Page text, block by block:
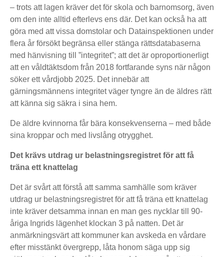
– trots att lagen kräver det för skola och barnomsorg, även
om den inte alltid efterlevs ens där. Det kan också ha att
göra med att vissa domstolar och Datainspektionen under
flera år försökt begränsa eller stänga rättsdatabaserna
med hänvisning till ”integritet”; att det är oproportionerligt
att en våldtäktsdom från 2018 fortfarande syns när någon
söker ett vårdjobb 2025. Det innebär att
gärningsmännens integritet väger tyngre än de äldres rätt
att känna sig säkra i sina hem.
De äldre kvinnorna får bära konsekvenserna – med både
sina kroppar och med livslång otrygghet.
Det krävs utdrag ur belastningsregistret för att få
träna ett knattelag
Det är svårt att förstå att samma samhälle som kräver
utdrag ur belastningsregistret för att få träna ett knattelag
inte kräver detsamma innan en man ges nycklar till 90-
åriga Ingrids lägenhet klockan 3 på natten. Det är
anmärkningsvärt att kommuner kan avskeda en vårdare
efter misstänkt övergrepp, låta honom säga upp sig